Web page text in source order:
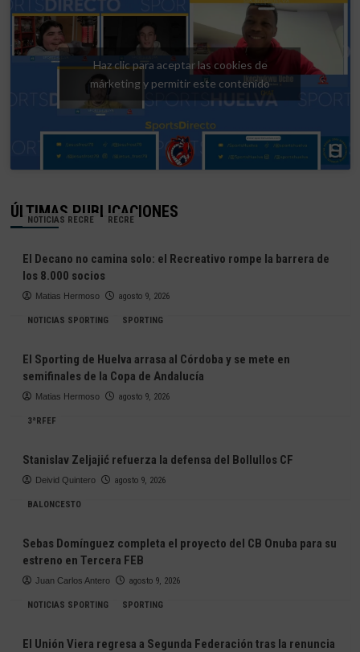
Haz clic para aceptar las cookies de
márketing y permitir este contenido
ÚLTIMAS PUBLICACIONES
NOTICIAS RECRE RECRE
El Decano no camina solo: el Recreativo rompe la barrera de
los 8.000 socios
Matias Hermoso agosto 9, 2026
NOTICIAS SPORTING SPORTING
El Sporting de Huelva arrasa al Córdoba y se mete en
semifinales de la Copa de Andalucía
Matias Hermoso agosto 9, 2026
3ªRFEF
Stanislav Zeljajić refuerza la defensa del Bollullos CF
Deivid Quintero agosto 9, 2026
BALONCESTO
Sebas Domínguez completa el proyecto del CB Onuba para su
estreno en Tercera FEB
Juan Carlos Antero agosto 9, 2026
NOTICIAS SPORTING SPORTING
El Unión Viera regresa a Segunda Federación tras la renuncia